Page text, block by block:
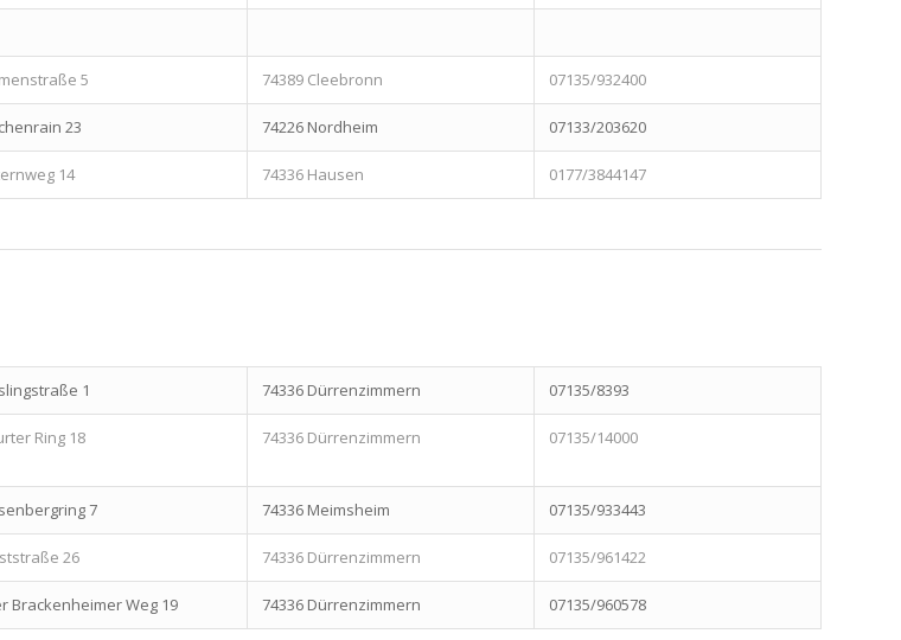
5 74389 Cleebronn 07135/932400
23 74226 Nordheim 07133/203620
14 74336 Hausen 0177/3844147
1 74336 Dürrenzimmern 07135/8393
Ring 18 74336 Dürrenzimmern 07135/14000
7 74336 Meimsheim 07135/933443
26 74336 Dürrenzimmern 07135/961422
Brackenheimer Weg 19 74336 Dürrenzimmern 07135/960578